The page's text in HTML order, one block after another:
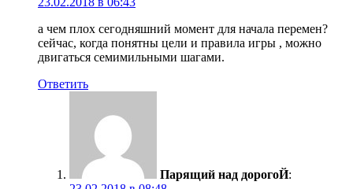
а чем плох сегодняшний момент для начала перемен?
сейчас, когда понятны цели и правила игры , можно
двигаться семимильными шагами.
Ответить
Парящий над дорогоЙ: